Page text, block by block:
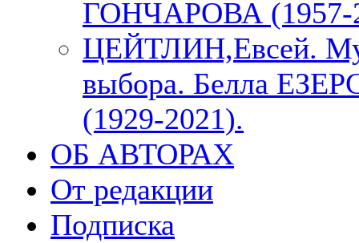
ГОНЧАРОВА (1957-
ЦЕЙТЛИН,Евсей.
выбора. Белла
(1929-2021).
ОБ АВТОРАХ
От редакции
Подписка